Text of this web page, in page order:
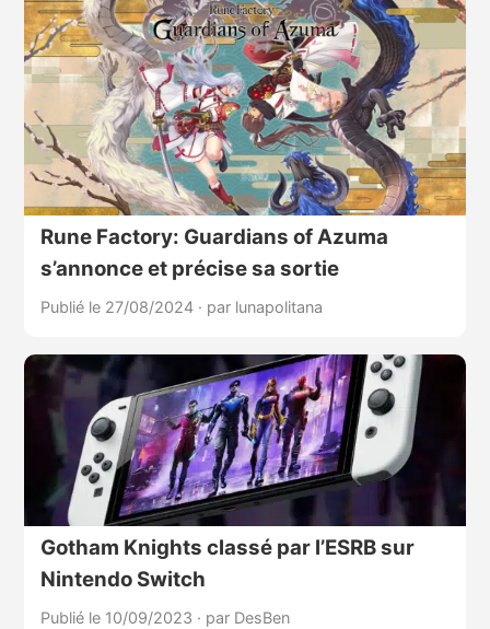
Rune Factory: Guardians of Azuma
s’annonce et précise sa sortie
Publié le 27/08/2024 · par lunapolitana
Gotham Knights classé par l’ESRB sur
Nintendo Switch
Publié le 10/09/2023 · par DesBen